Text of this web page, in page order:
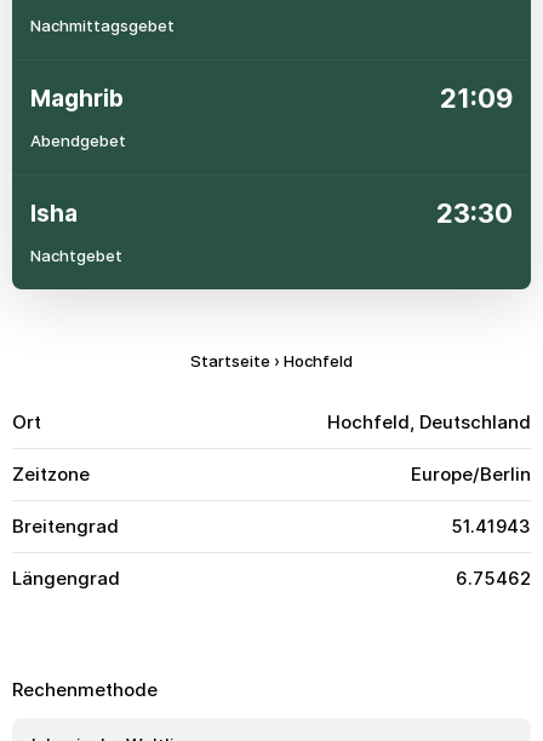
Nachmittagsgebet
Maghrib 21:09
Abendgebet
Isha 23:30
Nachtgebet
Startseite › Hochfeld
Ort Hochfeld, Deutschland
Zeitzone Europe/Berlin
Breitengrad 51.41943
Längengrad 6.75462
Rechenmethode